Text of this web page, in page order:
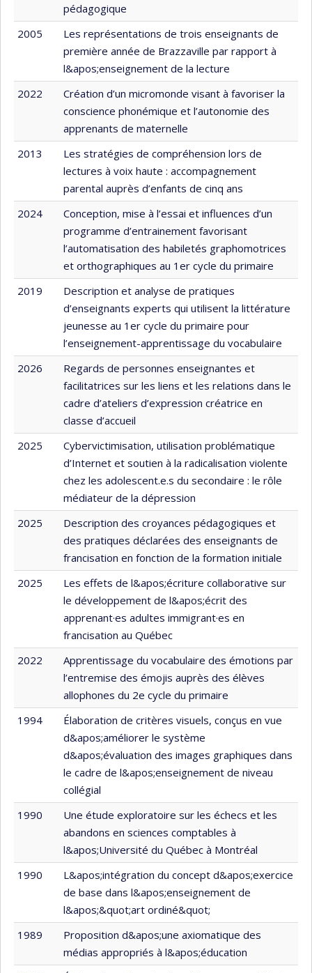
pédagogique
2005
Les représentations de trois enseignants de
première année de Brazzaville par rapport à
l&apos;enseignement de la lecture
2022
Création d’un micromonde visant à favoriser la
conscience phonémique et l’autonomie des
apprenants de maternelle
2013
Les stratégies de compréhension lors de
lectures à voix haute : accompagnement
parental auprès d’enfants de cinq ans
2024
Conception, mise à l’essai et influences d’un
programme d’entrainement favorisant
l’automatisation des habiletés graphomotrices
et orthographiques au 1er cycle du primaire
2019
Description et analyse de pratiques
d’enseignants experts qui utilisent la littérature
jeunesse au 1er cycle du primaire pour
l’enseignement-apprentissage du vocabulaire
2026
Regards de personnes enseignantes et
facilitatrices sur les liens et les relations dans le
cadre d’ateliers d’expression créatrice en
classe d’accueil
2025
Cybervictimisation, utilisation problématique
d’Internet et soutien à la radicalisation violente
chez les adolescent.e.s du secondaire : le rôle
médiateur de la dépression
2025
Description des croyances pédagogiques et
des pratiques déclarées des enseignants de
francisation en fonction de la formation initiale
2025
Les effets de l&apos;écriture collaborative sur
le développement de l&apos;écrit des
apprenant·es adultes immigrant·es en
francisation au Québec
2022
Apprentissage du vocabulaire des émotions par
l’entremise des émojis auprès des élèves
allophones du 2e cycle du primaire
1994
Élaboration de critères visuels, conçus en vue
d&apos;améliorer le système
d&apos;évaluation des images graphiques dans
le cadre de l&apos;enseignement de niveau
collégial
1990
Une étude exploratoire sur les échecs et les
abandons en sciences comptables à
l&apos;Université du Québec à Montréal
1990
L&apos;intégration du concept d&apos;exercice
de base dans l&apos;enseignement de
l&apos;&quot;art ordiné&quot;
1989
Proposition d&apos;une axiomatique des
médias appropriés à l&apos;éducation